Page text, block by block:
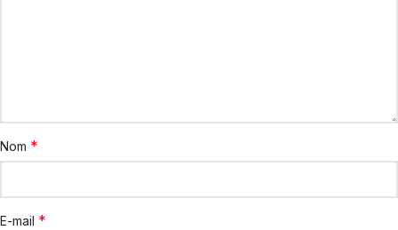
Nom *
E-mail *